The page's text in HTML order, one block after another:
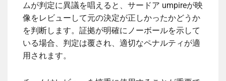
ムが判定に異議を唱えると、サードア umpireが映
像をレビューして元の決定が正しかったかどうか
を判断します。証拠が明確にノーボールを示して
いる場合、判定は覆され、適切なペナルティが適
用されます。